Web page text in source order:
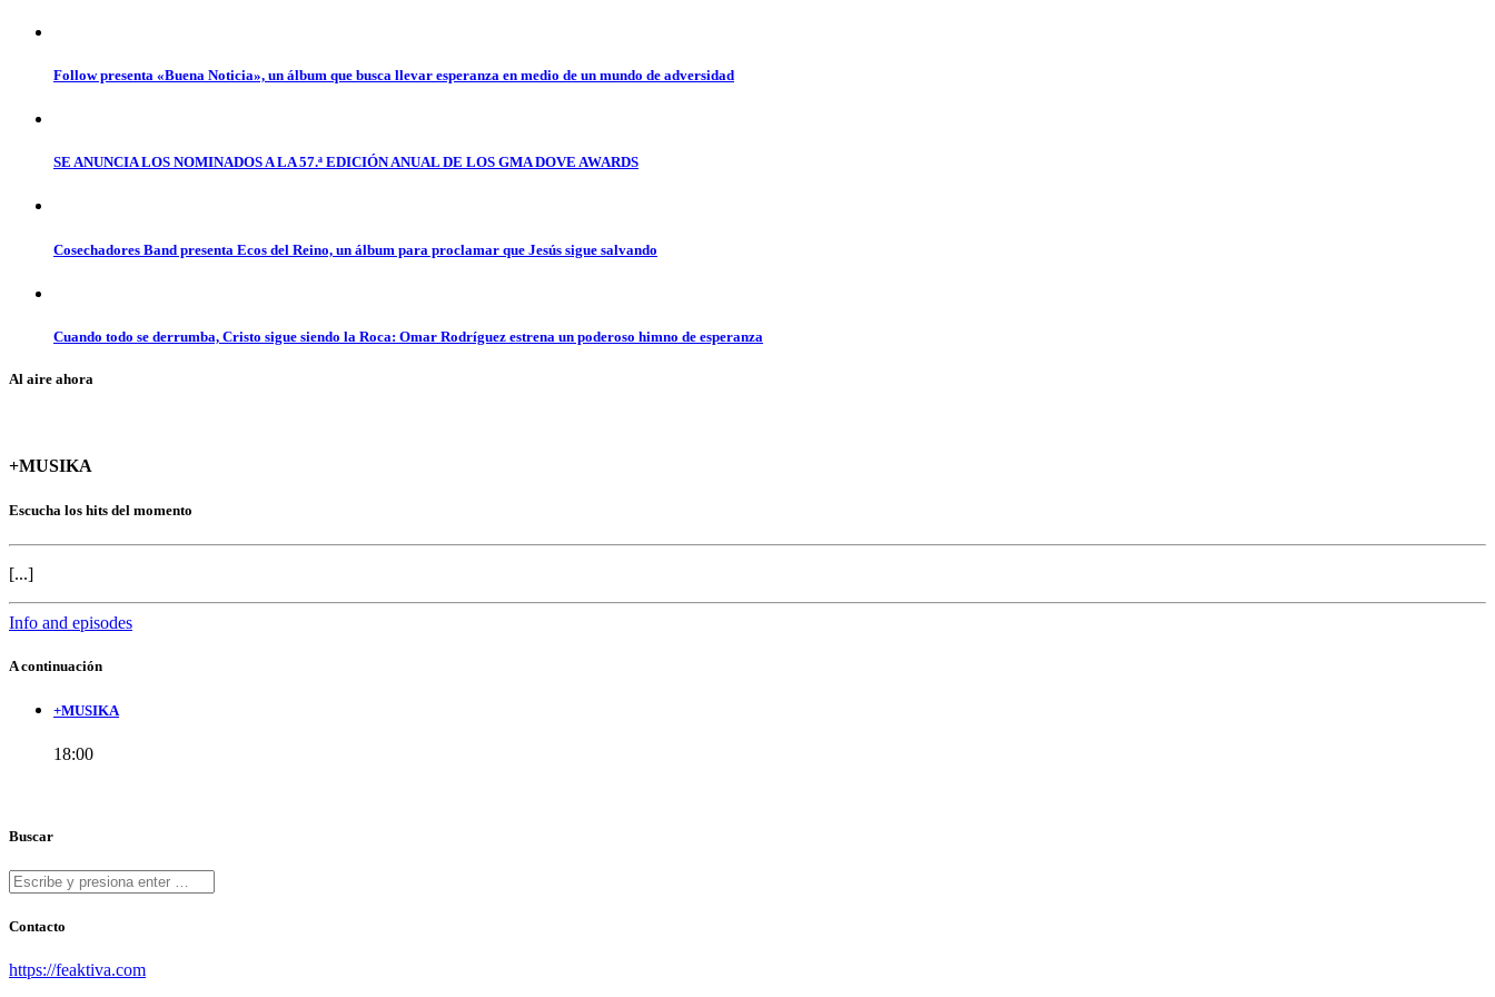
Follow presenta «Buena Noticia», un álbum que busca llevar esperanza en medio de un mundo de adversidad
SE ANUNCIA LOS NOMINADOS A LA 57.ª EDICIÓN ANUAL DE LOS GMA DOVE AWARDS
Cosechadores Band presenta Ecos del Reino, un álbum para proclamar que Jesús sigue salvando
Cuando todo se derrumba, Cristo sigue siendo la Roca: Omar Rodríguez estrena un poderoso himno de esperanza
Al aire ahora
+MUSIKA
Escucha los hits del momento
[...]
Info and episodes
A continuación
+MUSIKA
18:00
Buscar
Contacto
https://feaktiva.com